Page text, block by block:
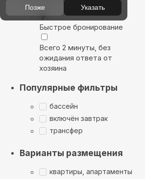
Быстрое бронирование
Всего 2 минуты, без
ожидания ответа от
хозяина
Популярные фильтры
бассейн
включён завтрак
трансфер
Варианты размещения
квартиры, апартаменты
Позже Указать